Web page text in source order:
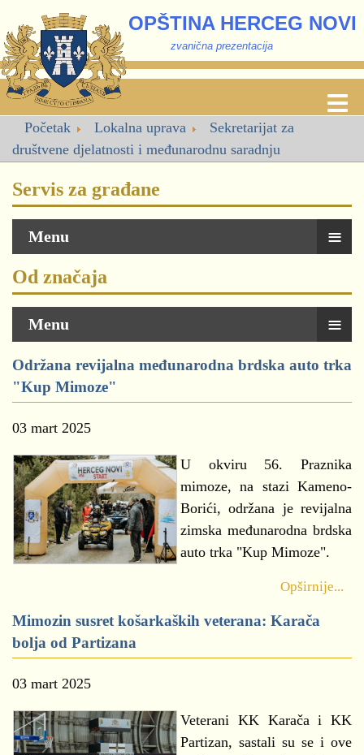
OPŠTINA HERCEG NOVI
zvanična prezentacija
Početak Lokalna uprava
Sekretarijat za
društvene djelatnosti i međunarodnu saradnju
Servis za građane
Menu ≡
Od značaja
Menu ≡
Održana revijalna međunarodna brdska auto trka
"Kup Mimoze"
03 mart 2025
U okviru 56. Praznika
mimoze, na stazi Kameno-
Borići, održana je revijalna
zimska međunarodna brdska
auto trka "Kup Mimoze".
Opširnije...
Mimozin susret košarkaških veterana: Karača
bolja od Partizana
03 mart 2025
Veterani KK Karača i KK
Partizan, sastali su se i ove